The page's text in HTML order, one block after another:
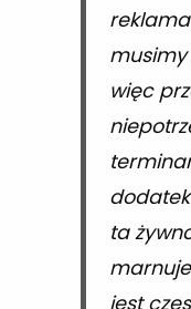
musimy
więc
ta